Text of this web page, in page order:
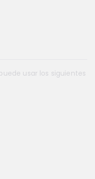
usar los siguientes